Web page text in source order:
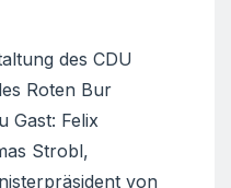
des CDU
Roten Bur
Gast: Felix
Strobl,
von